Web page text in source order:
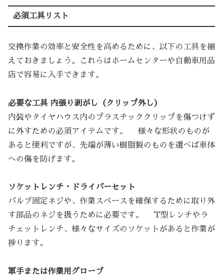
必須工具リスト
交換作業の効率と安全性を高めるために、以下の工具を揃
えておきましょう。これらはホームセンターや自動車用品
店で容易に入手できます。
必要な工具 内張り剥がし（クリップ外し）
内装やタイヤハウス内のプラスチッククリップを傷つけず
に外すための必須アイテムです。 様々な形状のものが
あると便利ですが、先端が薄い樹脂製のものを選べば車体
への傷を防げます。
ソケットレンチ・ドライバーセット
バルブ固定ネジや、作業スペースを確保するために取り外
す部品のネジを扱うために必要です。 T型レンチやラ
チェットレンチ、様々なサイズのソケットがあると作業が
捗ります。
軍手または作業用グローブ